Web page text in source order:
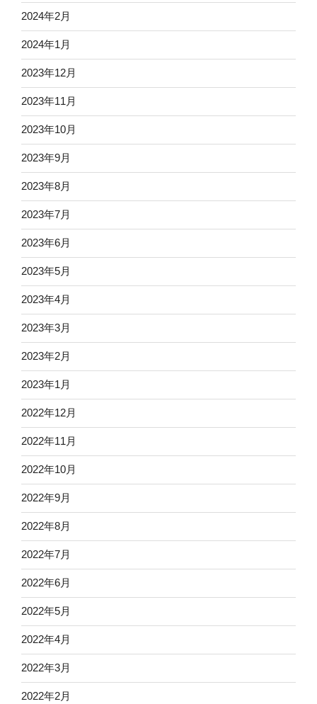
2024年2月
2024年1月
2023年12月
2023年11月
2023年10月
2023年9月
2023年8月
2023年7月
2023年6月
2023年5月
2023年4月
2023年3月
2023年2月
2023年1月
2022年12月
2022年11月
2022年10月
2022年9月
2022年8月
2022年7月
2022年6月
2022年5月
2022年4月
2022年3月
2022年2月